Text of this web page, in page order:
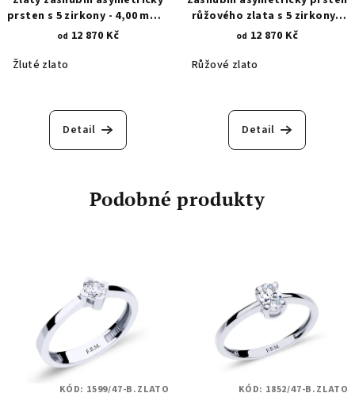
prsten s 5 zirkony - 4,00 mm a
1,40 mm 1585
od 12 870 Kč
Žluté zlato
Detail
růžového zlata s 5 zirkony -
4,00 mm a 1,40 mm 1597.1
od 12 870 Kč
Růžové zlato
Detail
Podobné produkty
KÓD: 1599/47-B.ZLATO KÓD: 1852/47-B.ZLATO